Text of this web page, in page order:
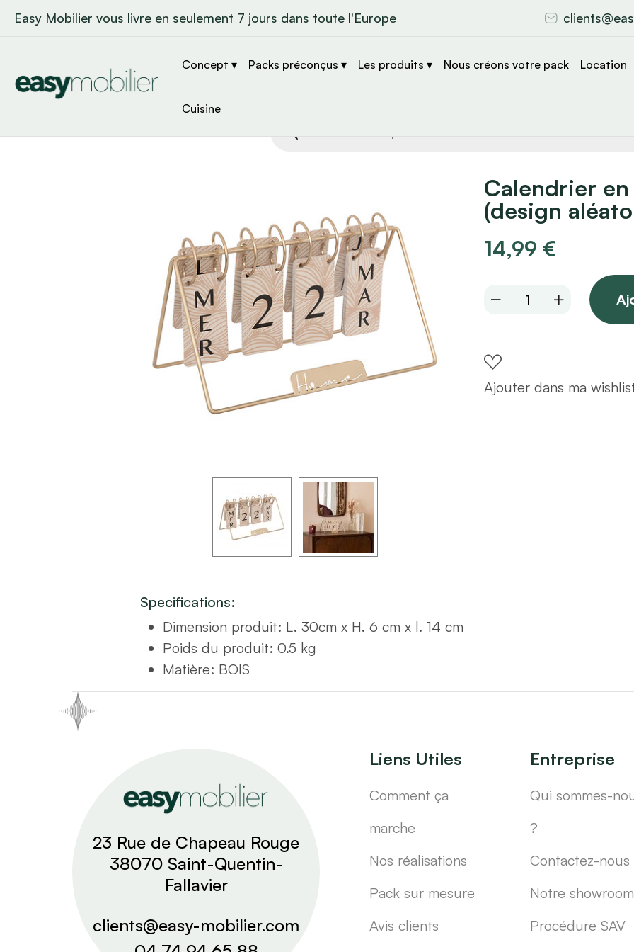
Easy Mobilier vous livre en seulement 7 jours dans toute l'Europe
Concept ▾ Packs préconçus ▾ Les produits ▾ Nous créons votre pack Location
Cuisine
de
Calendrier
(design
14,99 €
Calendrier
L30
(design
aléatoire)
Ajouter dans ma
Specifications:
Dimension produit: L. 30cm x H. 6 cm x l. 14 cm
Poids du produit: 0.5 kg
Matière: BOIS
23 Rue de Chapeau Rouge
38070 Saint-Quentin-
Fallavier
clients@easy-mobilier.com
Liens Utiles
Comment ça
marche
Nos réalisations
Pack sur mesure
Avis clients
Entreprise
Qui sommes-
?
Contactez-nous
Notre showroom
Procédure SAV